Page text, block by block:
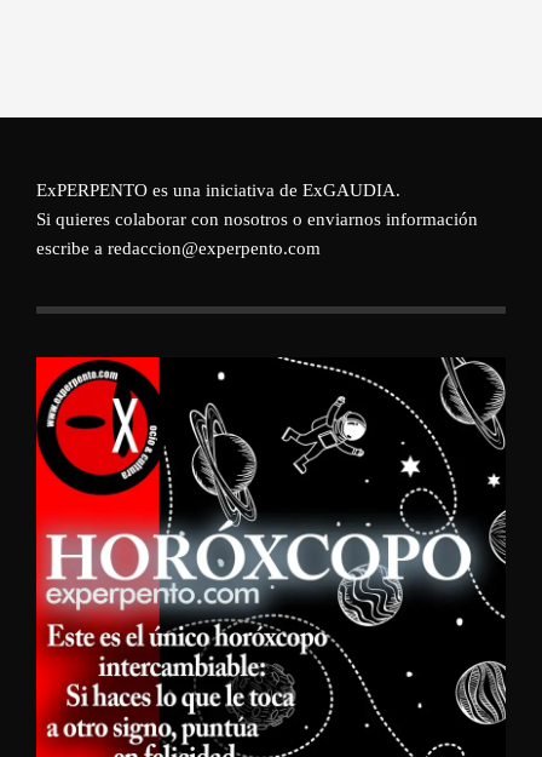
ExPERPENTO es una iniciativa de ExGAUDIA.
Si quieres colaborar con nosotros o enviarnos información
escribe a redaccion@experpento.com